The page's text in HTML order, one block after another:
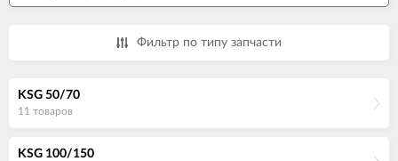
Фильтр по типу запчасти
KSG 50/70
11 товаров
KSG 100/150